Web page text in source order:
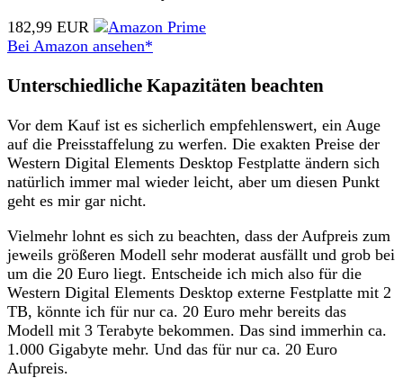
182,99 EUR
Bei Amazon ansehen*
Unterschiedliche Kapazitäten beachten
Vor dem Kauf ist es sicherlich empfehlenswert, ein Auge
auf die Preisstaffelung zu werfen. Die exakten Preise der
Western Digital Elements Desktop Festplatte ändern sich
natürlich immer mal wieder leicht, aber um diesen Punkt
geht es mir gar nicht.
Vielmehr lohnt es sich zu beachten, dass der Aufpreis zum
jeweils größeren Modell sehr moderat ausfällt und grob bei
um die 20 Euro liegt. Entscheide ich mich also für die
Western Digital Elements Desktop externe Festplatte mit 2
TB, könnte ich für nur ca. 20 Euro mehr bereits das
Modell mit 3 Terabyte bekommen. Das sind immerhin ca.
1.000 Gigabyte mehr. Und das für nur ca. 20 Euro
Aufpreis.